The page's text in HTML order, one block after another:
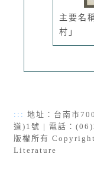
主要名
村」
::: 地址：台南市
道)1號 | 電話：
版權所有
Literature